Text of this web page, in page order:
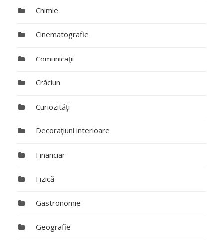
Chimie
Cinematografie
Comunicaţii
Crăciun
Curiozităţi
Decoraţiuni interioare
Financiar
Fizică
Gastronomie
Geografie